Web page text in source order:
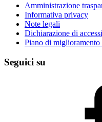
Amministrazione
Informativa privacy
Note legali
Dichiarazione di
Piano di miglioramento
Seguici su